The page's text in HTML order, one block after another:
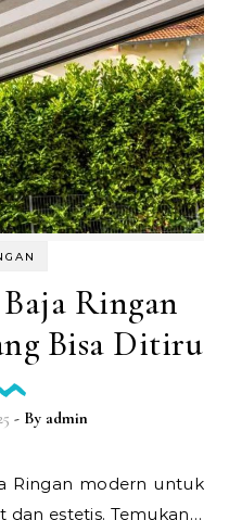
Ringan
Bisa Ditiru
- By admin
dan estetis. Temukan…